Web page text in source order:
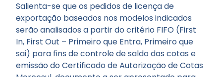
Salienta-se que os pedidos de licença de
exportação baseados nos modelos indicados
serão analisados a partir do critério FIFO (First
In, First Out – Primeiro que Entra, Primeiro que
sai) para fins de controle de saldo das cotas e
emissão do Certificado de Autorização de Cotas